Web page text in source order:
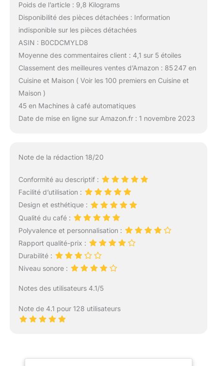
Poids de l’article : 9,8 Kilograms
Disponibilité des pièces détachées : Information
indisponible sur les pièces détachées
ASIN : B0CDCMYLD8
Moyenne des commentaires client : 4,1 sur 5 étoiles
Classement des meilleures ventes d’Amazon : 85 247 en
Cuisine et Maison ( Voir les 100 premiers en Cuisine et
Maison )
45 en Machines à café automatiques
Date de mise en ligne sur Amazon.fr : 1 novembre 2023
Note de la rédaction 18/20
Conformité au descriptif :
Facilité d’utilisation :
Design et esthétique :
Qualité du café :
Polyvalence et personnalisation :
Rapport qualité-prix :
Durabilité :
Niveau sonore :
Notes des utilisateurs 4.1/5
Note de 4.1 pour 128 utilisateurs